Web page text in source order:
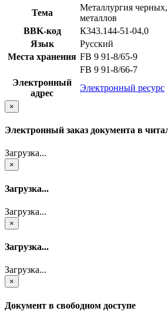
Тема
Металлургия
металлов
BBK-код
К343.144-51-04,0
Язык
Русский
Места хранения FB 9 91-8/65-9
FB 9 91-8/66-7
Электронный
адрес
Электронный ресурс
×
Электронный заказ документа в
Загрузка...
×
Загрузка...
Загрузка...
×
Загрузка...
Загрузка...
×
Документ в свободном доступе